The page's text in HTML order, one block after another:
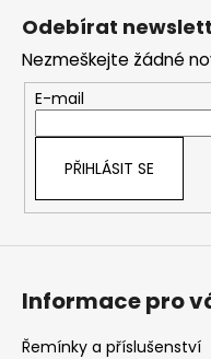
Odebírat
Nezmeškejte žádné
E-mail
PŘIHLÁSIT SE
Informace pro
Řemínky a příslušenství